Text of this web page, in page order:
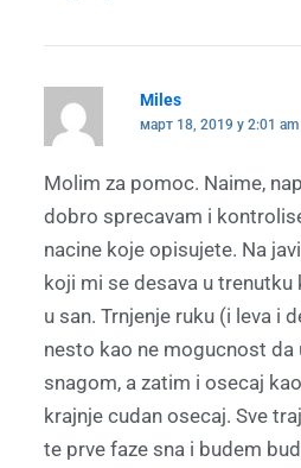
Miles
март 18, 2019 у 2:01 am
Molim za pomoc. Naime,
dobro sprecavam i
nacine koje opisujete. Na
koji mi se desava u
u san. Trnjenje ruku (i leva i
nesto kao ne mogucnost da
snagom, a zatim i osecaj
krajnje cudan osecaj. Sve
te prve faze sna i budem